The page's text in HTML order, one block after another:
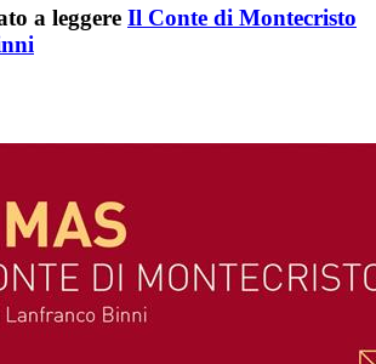
a leggere Il Conte di Montecristo